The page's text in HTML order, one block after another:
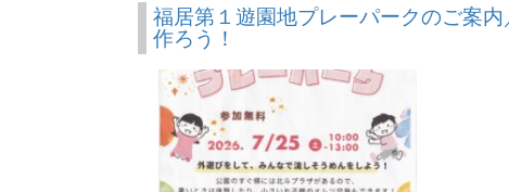
福居第１遊園地プレーパークのご案
作ろう！